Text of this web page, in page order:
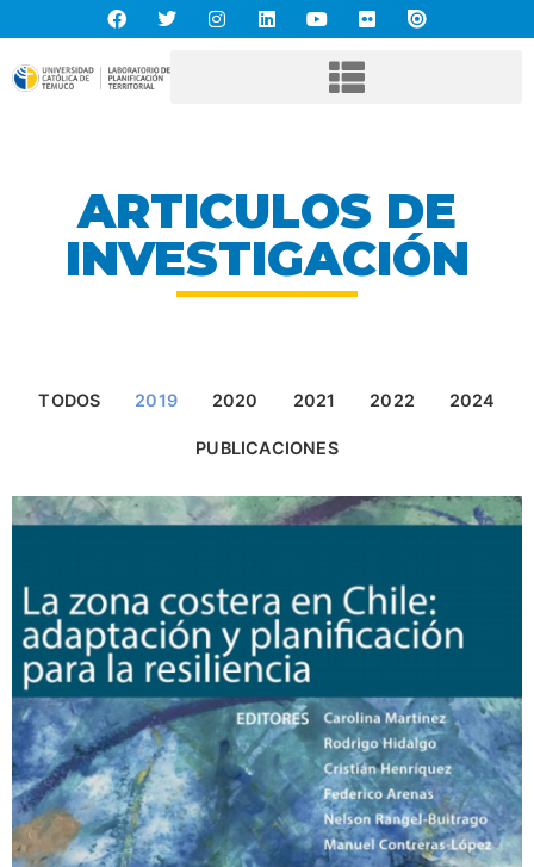
ARTICULOS DE
INVESTIGACIÓN
TODOS 2019 2020 2021 2022 2024
PUBLICACIONES